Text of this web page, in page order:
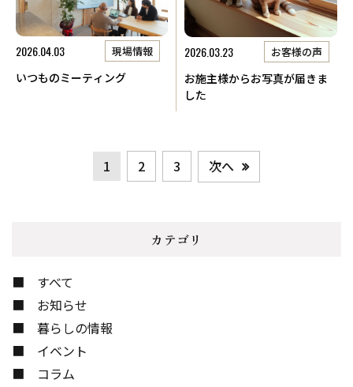
2026.04.03 現場情報
いつものミーティング
2026.03.23 お客様の声
お施主様からお写真が届きま
した
1 2 3 次へ
カテゴリ
すべて
お知らせ
暮らしの情報
イベント
コラム